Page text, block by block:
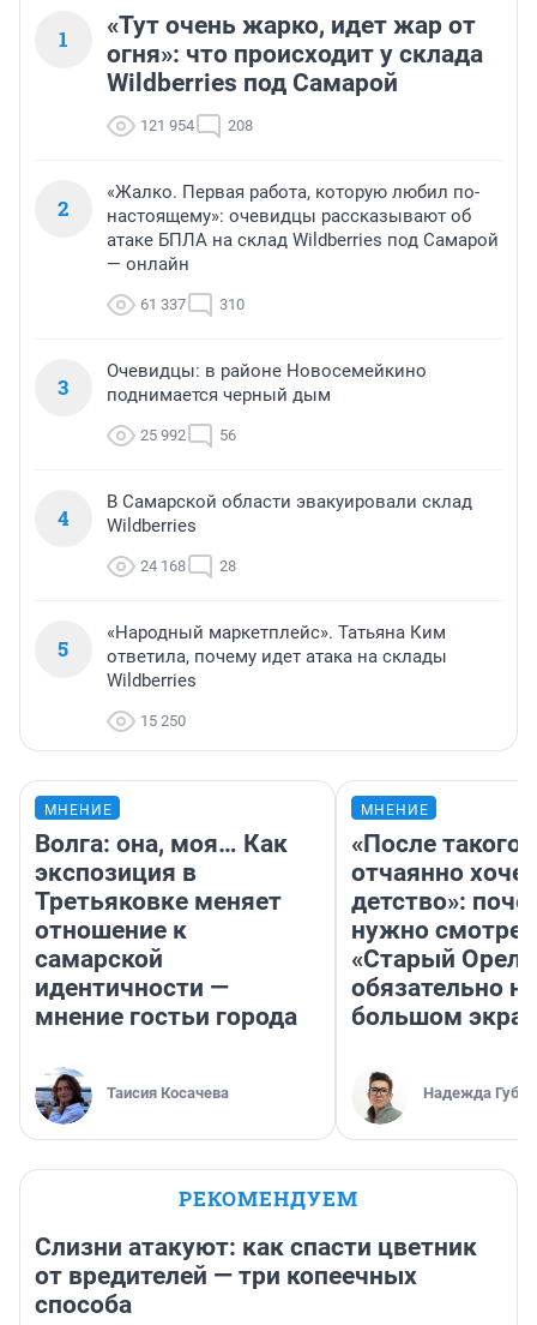
1
«Тут очень жарко, идет жар от
огня»: что происходит у склада
Wildberries под Самарой
121 954 208
2
«Жалко. Первая работа, которую любил по-
настоящему»: очевидцы рассказывают об
атаке БПЛА на склад Wildberries под Самарой
— онлайн
61 337 310
3
Очевидцы: в районе Новосемейкино
поднимается черный дым
25 992 56
4
В Самарской области эвакуировали склад
Wildberries
24 168 28
5
«Народный маркетплейс». Татьяна Ким
ответила, почему идет атака на склады
Wildberries
15 250
МНЕНИЕ
Волга: она, моя… Как
экспозиция в
Третьяковке меняет
отношение к
самарской
идентичности —
мнение гостьи города
Таисия Косачева
МНЕНИЕ
«После такого
отчаянно
детство»:
нужно
«Старый
обязательно на
большом
Надежда
РЕКОМЕНДУЕМ
Слизни атакуют: как спасти цветник
от вредителей — три копеечных
способа